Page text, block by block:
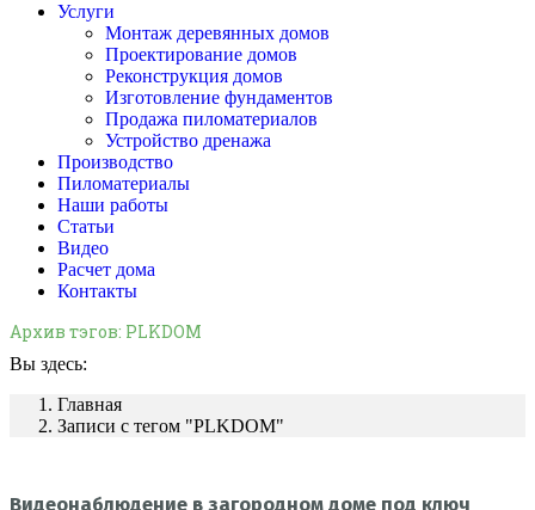
Услуги
Монтаж деревянных домов
Проектирование домов
Реконструкция домов
Изготовление фундаментов
Продажа пиломатериалов
Устройство дренажа
Производство
Пиломатериалы
Наши работы
Статьи
Видео
Расчет дома
Контакты
Архив тэгов: PLKDOM
Вы здесь:
Главная
Записи с тегом "PLKDOM"
Видеонаблюдение в загородном доме под ключ